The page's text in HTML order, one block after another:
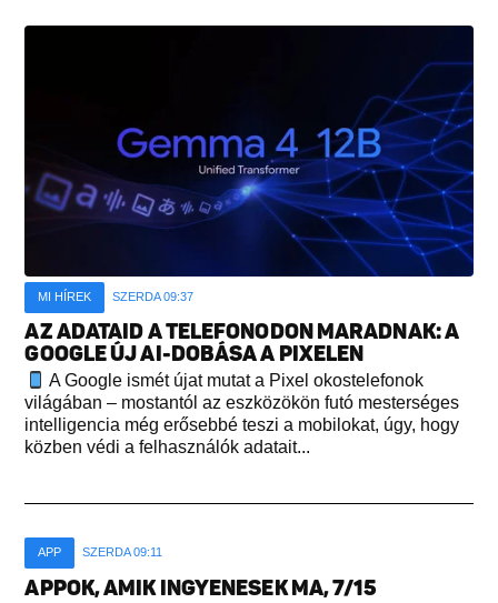
MI HÍREK SZERDA 09:37
AZ ADATAID A TELEFONODON MARADNAK: A
GOOGLE ÚJ AI-DOBÁSA A PIXELEN
A Google ismét újat mutat a Pixel okostelefonok
világában – mostantól az eszközökön futó mesterséges
intelligencia még erősebbé teszi a mobilokat, úgy, hogy
közben védi a felhasználók adatait...
APP SZERDA 09:11
APPOK, AMIK INGYENESEK MA, 7/15